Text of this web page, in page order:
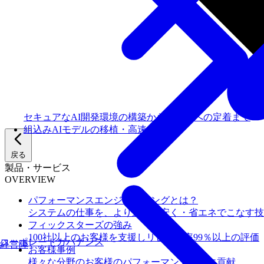
戻る
製品・サービス
OVERVIEW
パフォーマンスエンジニアリングとは？
システムの仕事を、より速く・安く・省エネでこなす
フィックスターズの​強み
100社以上のお客様を支援しリピート率99％以上の評価
お客様事例
様々な分野のお客様のパフォーマンス向上に貢献
経営陣
セキュアなAI開発環境の構築からチームへの定着まで
組込みAIモデルの移植・高速化
コーポレートガバナンス